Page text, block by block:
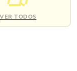
VER TODOS